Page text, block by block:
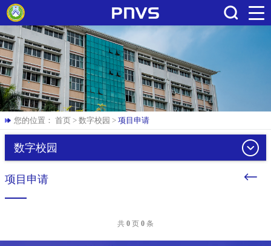
您的位置： 首页 > 数字校园 > 项目申请
数字校园
项目申请
共 0 页 0 条